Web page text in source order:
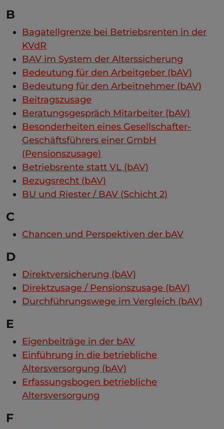
B
Bagatellgrenze bei Betriebsrenten in der
KVdR
BAV im System der Alterssicherung
Bedeutung für den Arbeitgeber (bAV)
Bedeutung für den Arbeitnehmer (bAV)
Beitragszusage
Beratungsgespräch Mitarbeiter (bAV)
Besonderheiten eines Gesellschafter-
Geschäftsführers einer GmbH
(Pensionszusage)
Betriebsrente statt VL (bAV)
Bezugsrecht (bAV)
BU und Riester / BAV (Schicht 2)
C
Chancen und Perspektiven der bAV
D
Direktversicherung (bAV)
Direktzusage / Pensionszusage (bAV)
Durchführungswege im Vergleich (bAV)
E
Eigenbeiträge in der bAV
Einführung in die betriebliche
Altersversorgung (bAV)
Erfassungsbogen betriebliche
Altersversorgung
F